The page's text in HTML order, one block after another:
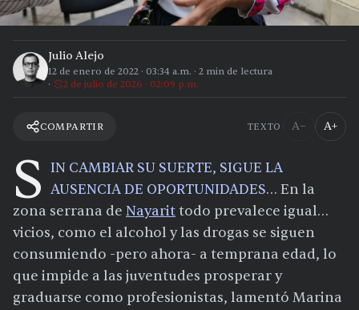
Julio Alejo
12 de enero de 2022 · 03:34 a.m. · 2 min de lectura
2 de julio de 2026 · 02:09 p.m.
COMPARTIR TEXTO A− A+
S IN CAMBIAR SU SUERTE, SIGUE LA
AUSENCIA DE OPORTUNIDADES… En la
zona serrana de Nayarittodo prevalece igual…
vicios, como el alcohol y las drogas se siguen
consumiendo -pero ahora- a temprana edad, lo
que impide a las juventudes prosperar y
graduarse como profesionistas, lamentó Marina